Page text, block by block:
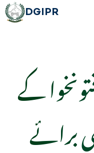
DGIPR
کے
برائے